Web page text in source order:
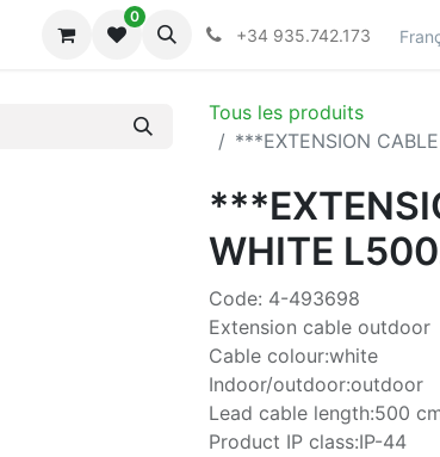
Collections
0
+34 935.742.173
Tous les produits
***EXTENSION
WHITE
Code: 4-493698
Extension cable outdoor
Cable colour:white
Indoor/outdoor:outdoor
Lead cable length:500
Product IP class:IP-44